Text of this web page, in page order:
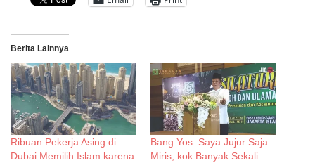
Berita Lainnya
Ribuan Pekerja Asing di
Dubai Memilih Islam karena
Bang Yos: Saya Jujur Saja
Miris, kok Banyak Sekali